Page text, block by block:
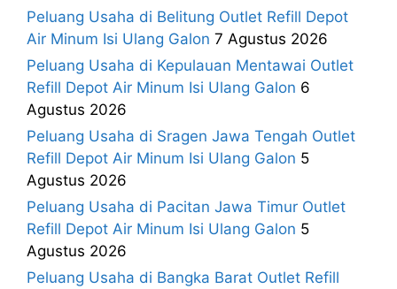
Peluang Usaha di Belitung Outlet Refill Depot
Air Minum Isi Ulang Galon 7 Agustus 2026
Peluang Usaha di Kepulauan Mentawai Outlet
Refill Depot Air Minum Isi Ulang Galon 6
Agustus 2026
Peluang Usaha di Sragen Jawa Tengah Outlet
Refill Depot Air Minum Isi Ulang Galon 5
Agustus 2026
Peluang Usaha di Pacitan Jawa Timur Outlet
Refill Depot Air Minum Isi Ulang Galon 5
Agustus 2026
Peluang Usaha di Bangka Barat Outlet Refill